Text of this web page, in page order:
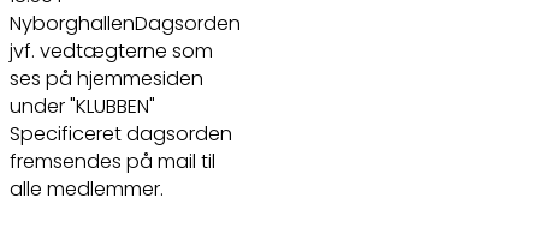
NyborghallenDagsorden
jvf. vedtægterne som
ses på hjemmesiden
under "KLUBBEN"
Specificeret dagsorden
fremsendes på mail til
alle medlemmer.